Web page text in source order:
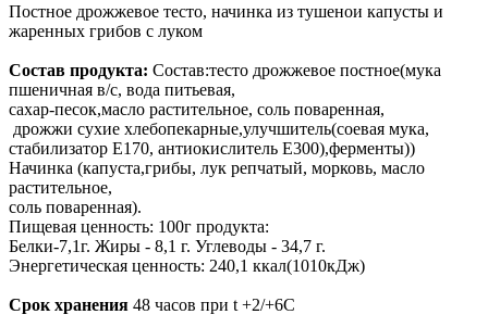
Постное дрожжевое тесто, начинка из тушенои капусты и
жаренных грибов с луком
Состав продукта: Состав:тесто дрожжевое постное(мука
пшеничная в/с, вода питьевая,
сахар-песок,масло растительное, соль поваренная,
дрожжи сухие хлебопекарные,улучшитель(соевая мука,
стабилизатор Е170, антиокислитель Е300),ферменты))
Начинка (капуста,грибы, лук репчатый, морковь, масло
растительное,
соль поваренная).
Пищевая ценность: 100г продукта:
Белки-7,1г. Жиры - 8,1 г. Углеводы - 34,7 г.
Энергетическая ценность: 240,1 ккал(1010кДж)
Срок хранения 48 часов при t +2/+6С